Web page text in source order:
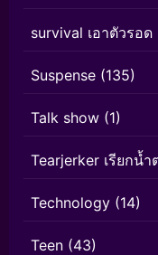
survival เอาตัวรอด
Suspense (135)
Talk show (1)
Tearjerker เรียกน้ำ
Technology (14)
Teen (43)